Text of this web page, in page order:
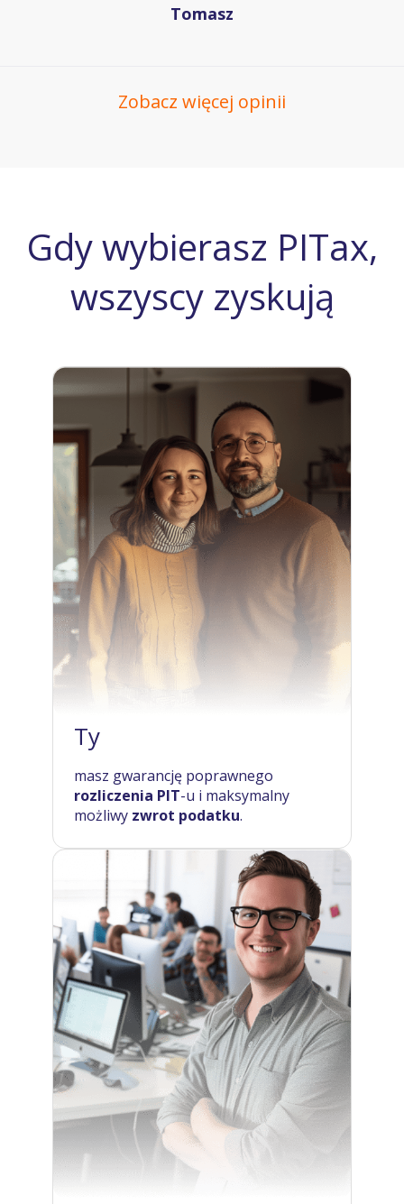
Tomasz
Zobacz więcej opinii
Gdy wybierasz PITax,
wszyscy zyskują
Ty
masz gwarancję poprawnego
rozliczenia PIT-u i maksymalny
możliwy zwrot podatku.